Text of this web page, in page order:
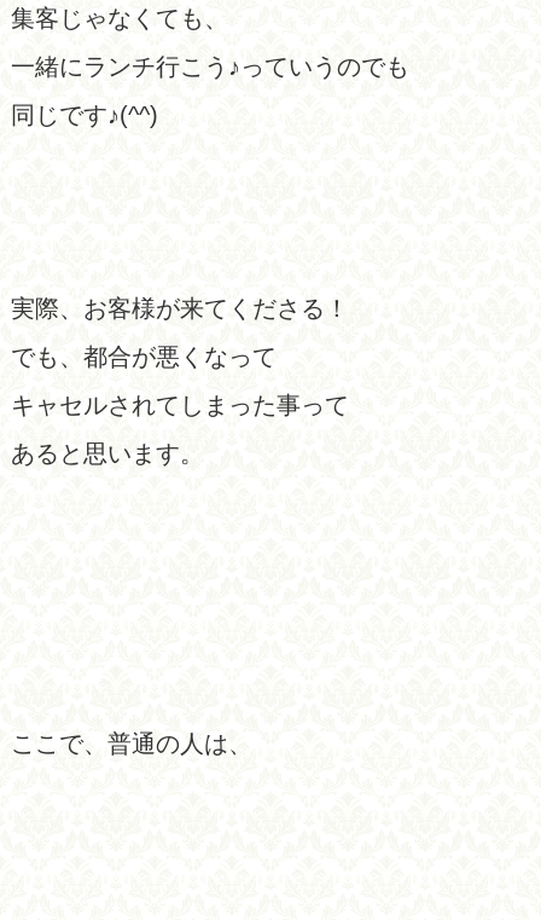
集客じゃなくても、
一緒にランチ行こう♪っていうのでも
同じです♪(^^)
実際、お客様が来てくださる！
でも、都合が悪くなって
キャセルされてしまった事って
あると思います。
ここで、普通の人は、